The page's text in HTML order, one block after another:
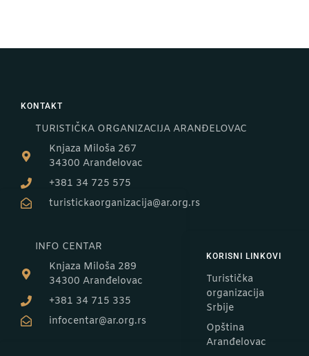
KONTAKT
TURISTIČKA ORGANIZACIJA ARANĐELOVAC
Knjaza Miloša 267
34300 Aranđelovac
+381 34 725 575
turistickaorganizacija@ar.org.rs
INFO CENTAR
Knjaza Miloša 289
34300 Aranđelovac
+381 34 715 335
infocentar@ar.org.rs
KORISNI LINKOVI
Turistička
organizacija
Srbije
Opština
Aranđelovac